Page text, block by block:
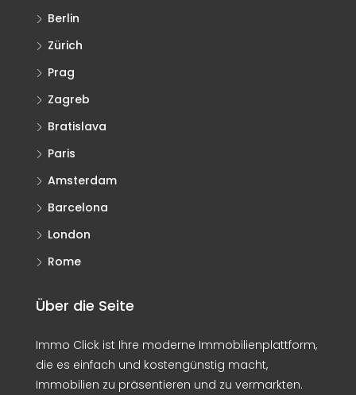
Berlin
Zürich
Prag
Zagreb
Bratislava
Paris
Amsterdam
Barcelona
London
Rome
Über die Seite
Immo Click ist Ihre moderne Immobilienplattform,
die es einfach und kostengünstig macht,
Immobilien zu präsentieren und zu vermarkten.